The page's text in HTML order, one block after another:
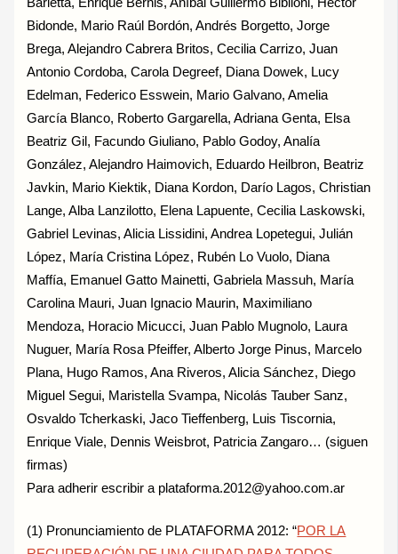
Bidonde, Mario Raúl Bordón, Andrés Borgetto, Jorge
Brega, Alejandro Cabrera Britos, Cecilia Carrizo, Juan
Antonio Cordoba, Carola Degreef, Diana Dowek, Lucy
Edelman, Federico Esswein, Mario Galvano, Amelia
García Blanco, Roberto Gargarella, Adriana Genta, Elsa
Beatriz Gil, Facundo Giuliano, Pablo Godoy, Analía
González, Alejandro Haimovich, Eduardo Heilbron, Beatriz
Javkin, Mario Kiektik, Diana Kordon, Darío Lagos, Christian
Lange, Alba Lanzilotto, Elena Lapuente, Cecilia Laskowski,
Gabriel Levinas, Alicia Lissidini, Andrea Lopetegui, Julián
López, María Cristina López, Rubén Lo Vuolo, Diana
Maffía, Emanuel Gatto Mainetti, Gabriela Massuh, María
Carolina Mauri, Juan Ignacio Maurin, Maximiliano
Mendoza, Horacio Micucci, Juan Pablo Mugnolo, Laura
Nuguer, María Rosa Pfeiffer, Alberto Jorge Pinus, Marcelo
Plana, Hugo Ramos, Ana Riveros, Alicia Sánchez, Diego
Miguel Segui, Maristella Svampa, Nicolás Tauber Sanz,
Osvaldo Tcherkaski, Jaco Tieffenberg, Luis Tiscornia,
Enrique Viale, Dennis Weisbrot, Patricia Zangaro… (siguen
firmas)
Para adherir escribir a plataforma.2012@yahoo.com.ar
(1) Pronunciamiento de PLATAFORMA 2012: “POR LA